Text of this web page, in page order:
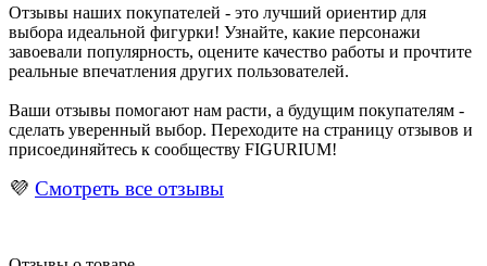
Отзывы наших покупателей - это лучший ориентир для
выбора идеальной фигурки! Узнайте, какие персонажи
завоевали популярность, оцените качество работы и прочтите
реальные впечатления других пользователей.
Ваши отзывы помогают нам расти, а будущим покупателям -
сделать уверенный выбор. Переходите на страницу отзывов и
присоединяйтесь к сообществу FIGURIUM!
💜 Смотреть все отзывы